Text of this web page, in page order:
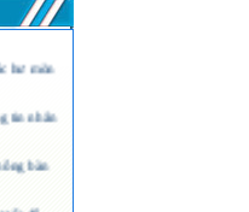
hư mòn
tin nhắn
bàn
tốc độ